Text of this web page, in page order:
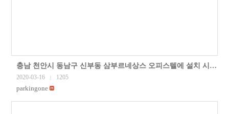
충남 천안시 동남구 신부동 삼부르네상스 오피스텔에 설치 시공한 현장 사진입니다.차량번호인식기, 무인주차요금정산기, 주차자단기 등 주차관제시스템을..
2020-03-16 1205
parkingone